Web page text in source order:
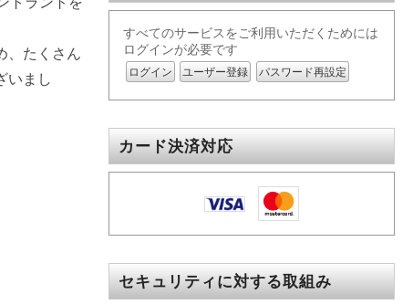
、たくさん
いまし
すべてのサービスをご利用いただくためには
ログインが必要です
ログイン ユーザー登録 パスワード再設定
カード決済対応
セキュリティに対する取組み